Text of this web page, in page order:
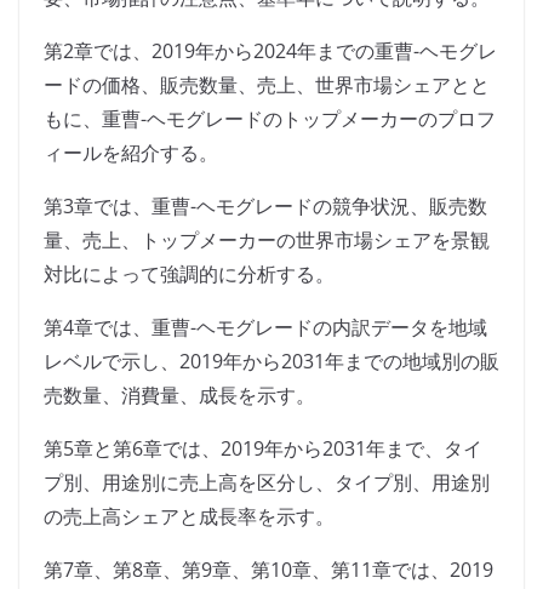
第2章では、2019年から2024年までの重曹-ヘモグレ
ードの価格、販売数量、売上、世界市場シェアとと
もに、重曹-ヘモグレードのトップメーカーのプロフ
ィールを紹介する。
第3章では、重曹-ヘモグレードの競争状況、販売数
量、売上、トップメーカーの世界市場シェアを景観
対比によって強調的に分析する。
第4章では、重曹-ヘモグレードの内訳データを地域
レベルで示し、2019年から2031年までの地域別の販
売数量、消費量、成長を示す。
第5章と第6章では、2019年から2031年まで、タイ
プ別、用途別に売上高を区分し、タイプ別、用途別
の売上高シェアと成長率を示す。
第7章、第8章、第9章、第10章、第11章では、2019